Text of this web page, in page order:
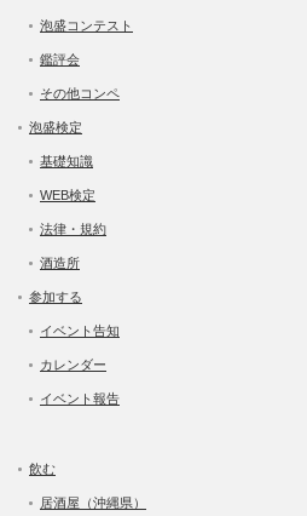
泡盛コンテスト
鑑評会
その他コンペ
泡盛検定
基礎知識
WEB検定
法律・規約
酒造所
参加する
イベント告知
カレンダー
イベント報告
飲む
居酒屋（沖縄県）